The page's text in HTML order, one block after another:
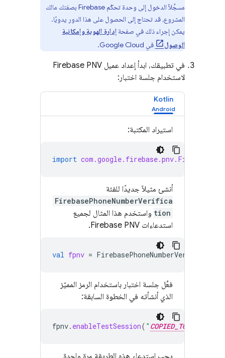
مسجِّلاً الدخول إلى وحدة تحكّم Firebase بصفتك مالك
المشروع، قد تحتاج إلى الحصول على هذا الدور يدويًا.
يمكن إجراء ذلك في صفحة إدارة الهوية وإمكانية
الوصول
في Google Cloud
.
في تطبيقك، ابدأ إعداد عميل Firebase PNV
لاستخدام جلسة اختبار:
Kotlin
استيراد المكتبة:
import
أنشئ مثيلاً جديدًا للفئة
FirebasePhoneNumberVerifica
tion واستخدم هذا المثال لجميع
استدعاءات Firebase PNV
.
val fpnv = FirebasePhoneNumberVerification
فعِّل جلسة اختبار باستخدام الرمز المميّز
الذي أنشأته في الخطوة السابقة:
fpnv. enableTestSession( "
يجب استدعاء هذه الطريقة مرة واحدة